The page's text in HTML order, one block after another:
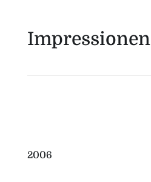
Impressionen
2006